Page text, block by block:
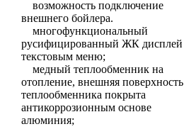
возможность подключение
внешнего бойлера.
многофункциональный
русифицированный ЖК дисплей
текстовым меню;
медный теплообменник на
отопление, внешняя поверхность
теплообменника покрыта
антикоррозионным основе
алюминия;